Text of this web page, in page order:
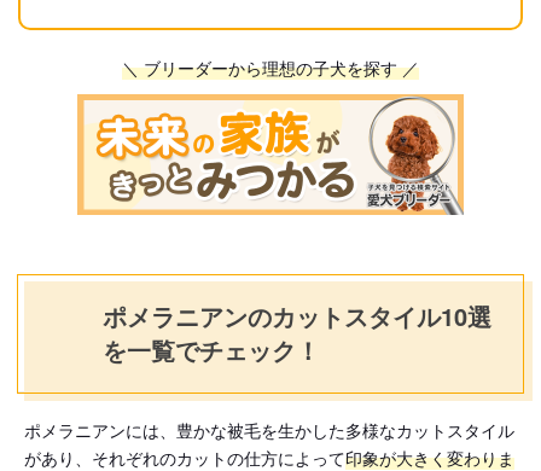
＼ ブリーダーから理想の子犬を探す ／
ポメラニアンのカットスタイル10選
を一覧でチェック！
ポメラニアンには、豊かな被毛を生かした多様なカットスタイル
があり、それぞれのカットの仕方によって印象が大きく変わりま